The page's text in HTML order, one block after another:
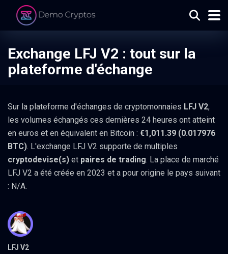
Exchange LFJ V2 : tout sur la
plateforme d'échange
Sur la plateforme d'échanges de cryptomonnaies LFJ V2,
les volumes échangés ces dernières 24 heures ont atteint
en euros et en équivalent en Bitcoin : €1,011.39 (0.017976
BTC). L'exchange LFJ V2 supporte de multiples
cryptodevise(s) et paires de trading. La place de marché
LFJ V2 a été créée en 2023 et a pour origine le pays suivant
: N/A.
LFJ V2